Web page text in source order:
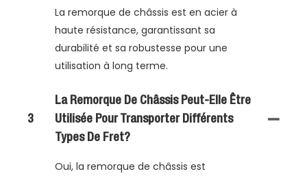
La remorque de châssis est en acier à
haute résistance, garantissant sa
durabilité et sa robustesse pour une
utilisation à long terme.
3
La Remorque De Châssis Peut-Elle Être
Utilisée Pour Transporter Différents
Types De Fret?
Oui, la remorque de châssis est